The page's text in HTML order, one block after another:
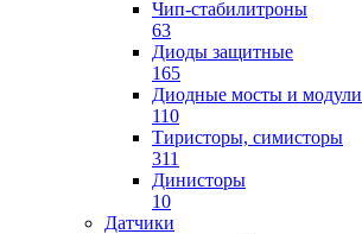
Чип-стабилитроны
63
Диоды защитные
165
Диодные мосты и модули
110
Тиристоры, симисторы
311
Динисторы
10
Датчики